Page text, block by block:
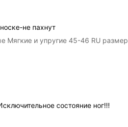
не пахнут
Мягкие и упругие 45-46 RU размер
состояние ног!!!